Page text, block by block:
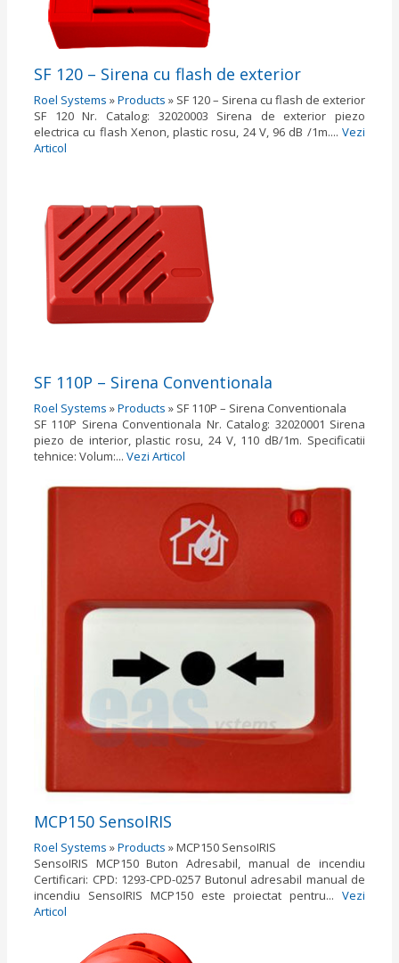
SF 120 – Sirena cu flash de exterior
Roel Systems »Products » SF 120 – Sirena cu flash de exterior
SF 120 Nr. Catalog: 32020003 Sirena de exterior piezo
electrica cu flash Xenon, plastic rosu, 24 V, 96 dB /1m.... Vezi
Articol
SF 110P – Sirena Conventionala
Roel Systems »Products » SF 110P – Sirena Conventionala
SF 110P Sirena Conventionala Nr. Catalog: 32020001 Sirena
piezo de interior, plastic rosu, 24 V, 110 dB/1m. Specificatii
tehnice: Volum:... Vezi Articol
MCP150 SensoIRIS
Roel Systems »Products »MCP150 SensoIRIS
SensoIRIS MCP150 Buton Adresabil, manual de incendiu
Certificari: CPD: 1293-CPD-0257 Butonul adresabil manual de
incendiu SensoIRIS MCP150 este proiectat pentru... Vezi
Articol